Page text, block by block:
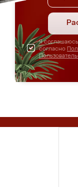
Я
согласно